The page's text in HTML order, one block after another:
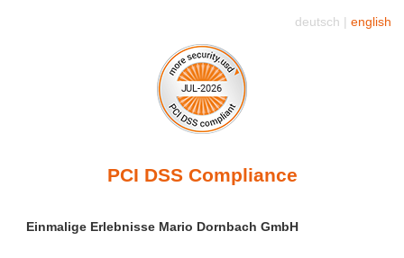
deutsch | english
PCI DSS Compliance
Einmalige Erlebnisse Mario Dornbach GmbH